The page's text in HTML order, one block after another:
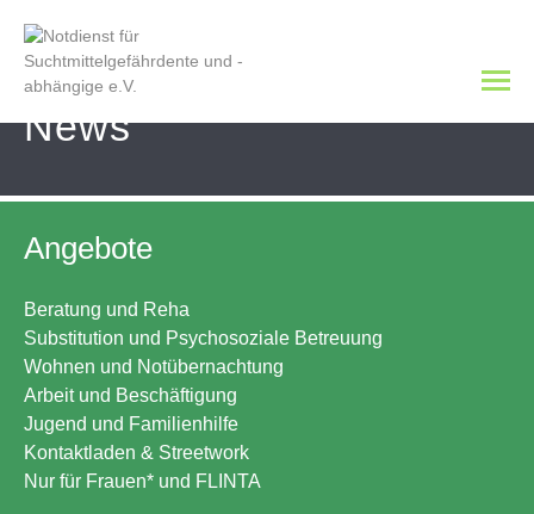
News
Angebote
Beratung und Reha
Substitution und Psychosoziale Betreuung
Wohnen und Notübernachtung
Arbeit und Beschäftigung
Jugend und Familienhilfe
Kontaktladen & Streetwork
Nur für Frauen* und FLINTA